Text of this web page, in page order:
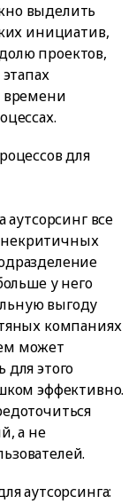
выделить
инициатив,
проектов,
времени
для
аутсорсинг все
у него
выгоду
компаниях
может
этого
эффективно.
а не
аутсорсинга: